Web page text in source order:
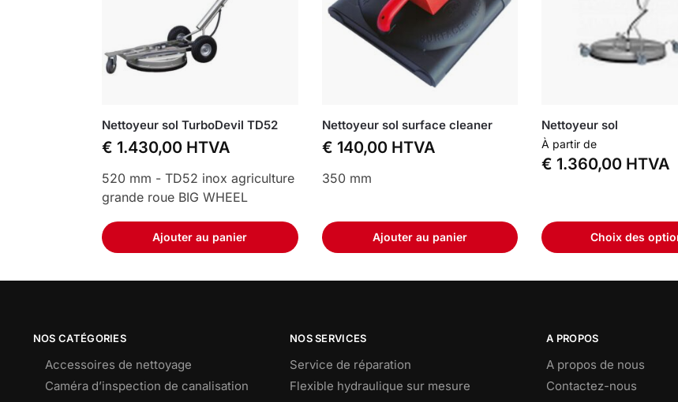
Nettoyeur sol TurboDevil TD52
€ 1.430,00 HTVA
Ajouter au panier
520 mm - TD52 inox agriculture
grande roue BIG WHEEL
Nettoyeur sol surface cleaner
€ 140,00 HTVA
Ajouter au panier
350 mm
Nettoyeur sol
À partir de
€ 1.360,00 HTVA
Choix des
NOS CATÉGORIES
Accessoires de nettoyage
Caméra d’inspection de canalisation
NOS SERVICES
Service de réparation
Flexible hydraulique sur mesure
A PROPOS
A propos de nous
Contactez-nous